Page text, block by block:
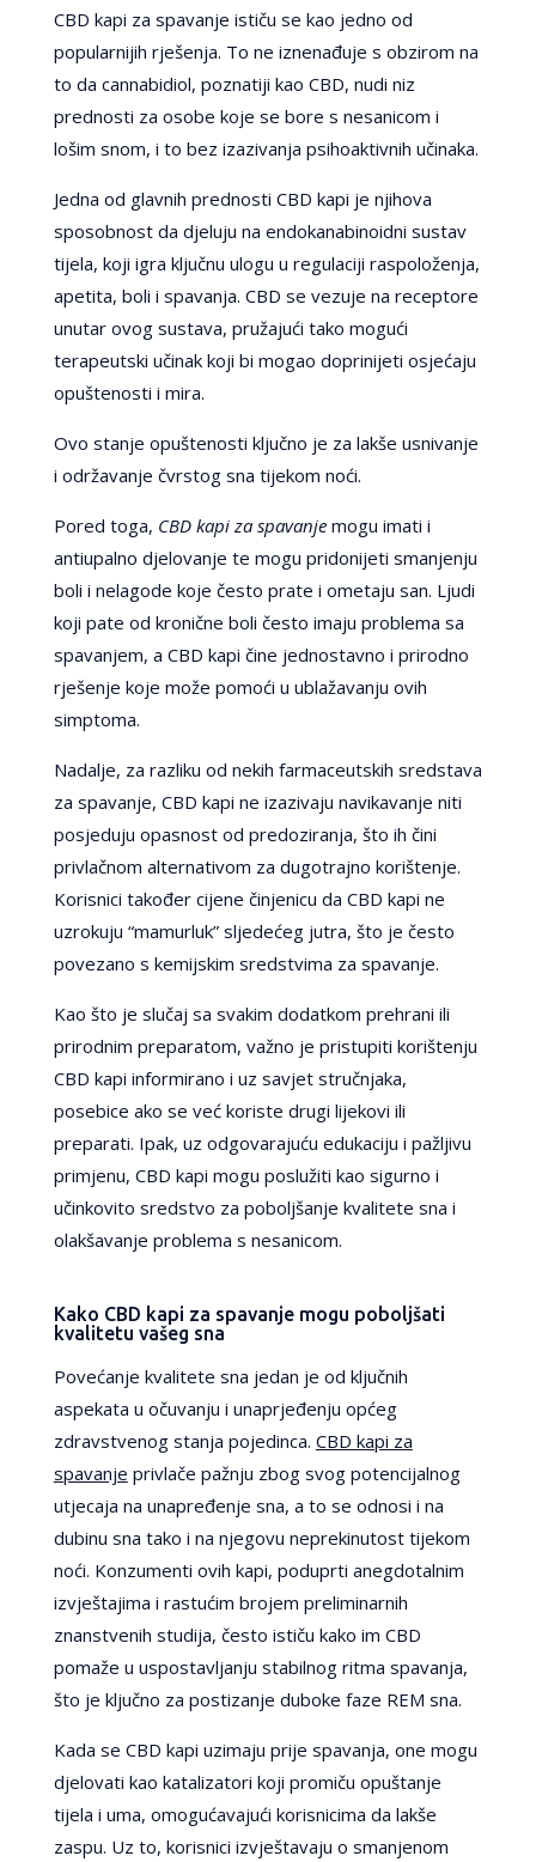
CBD kapi za spavanje ističu se kao jedno od
popularnijih rješenja. To ne iznenađuje s obzirom na
to da cannabidiol, poznatiji kao CBD, nudi niz
prednosti za osobe koje se bore s nesanicom i
lošim snom, i to bez izazivanja psihoaktivnih učinaka.
Jedna od glavnih prednosti CBD kapi je njihova
sposobnost da djeluju na endokanabinoidni sustav
tijela, koji igra ključnu ulogu u regulaciji raspoloženja,
apetita, boli i spavanja. CBD se vezuje na receptore
unutar ovog sustava, pružajući tako mogući
terapeutski učinak koji bi mogao doprinijeti osjećaju
opuštenosti i mira.
Ovo stanje opuštenosti ključno je za lakše usnivanje
i održavanje čvrstog sna tijekom noći.
Pored toga, CBD kapi za spavanjemogu imati i
antiupalno djelovanje te mogu pridonijeti smanjenju
boli i nelagode koje često prate i ometaju san. Ljudi
koji pate od kronične boli često imaju problema sa
spavanjem, a CBD kapi čine jednostavno i prirodno
rješenje koje može pomoći u ublažavanju ovih
simptoma.
Nadalje, za razliku od nekih farmaceutskih sredstava
za spavanje, CBD kapi ne izazivaju navikavanje niti
posjeduju opasnost od predoziranja, što ih čini
privlačnom alternativom za dugotrajno korištenje.
Korisnici također cijene činjenicu da CBD kapi ne
uzrokuju “mamurluk” sljedećeg jutra, što je često
povezano s kemijskim sredstvima za spavanje.
Kao što je slučaj sa svakim dodatkom prehrani ili
prirodnim preparatom, važno je pristupiti korištenju
CBD kapi informirano i uz savjet stručnjaka,
posebice ako se već koriste drugi lijekovi ili
preparati. Ipak, uz odgovarajuću edukaciju i pažljivu
primjenu, CBD kapi mogu poslužiti kao sigurno i
učinkovito sredstvo za poboljšanje kvalitete sna i
olakšavanje problema s nesanicom.
Kako CBD kapi za spavanje mogu poboljšati
kvalitetu vašeg sna
Povećanje kvalitete sna jedan je od ključnih
aspekata u očuvanju i unaprjeđenju općeg
zdravstvenog stanja pojedinca. CBD kapi za
spavanje privlače pažnju zbog svog potencijalnog
utjecaja na unapređenje sna, a to se odnosi i na
dubinu sna tako i na njegovu neprekinutost tijekom
noći. Konzumenti ovih kapi, poduprti anegdotalnim
izvještajima i rastućim brojem preliminarnih
znanstvenih studija, često ističu kako im CBD
pomaže u uspostavljanju stabilnog ritma spavanja,
što je ključno za postizanje duboke faze REM sna.
Kada se CBD kapi uzimaju prije spavanja, one mogu
djelovati kao katalizatori koji promiču opuštanje
tijela i uma, omogućavajući korisnicima da lakše
zaspu. Uz to, korisnici izvještavaju o smanjenom